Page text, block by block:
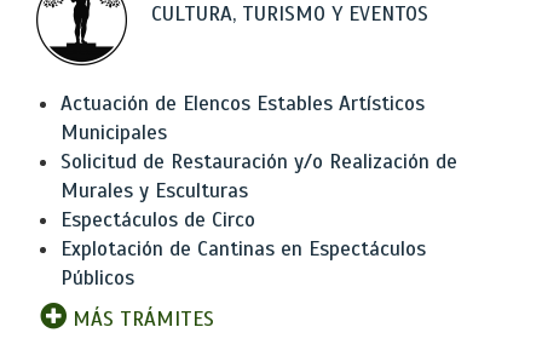
CULTURA, TURISMO Y EVENTOS
Actuación de Elencos Estables Artísticos
Municipales
Solicitud de Restauración y/o Realización de
Murales y Esculturas
Espectáculos de Circo
Explotación de Cantinas en Espectáculos
Públicos
MÁS TRÁMITES